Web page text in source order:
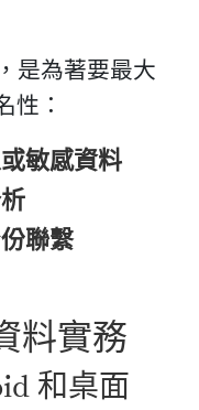
是為著要最大
性：
敏感資料
聯繫
料實務
和桌面